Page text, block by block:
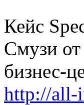
Кейс
Смузи от
бизнес-
http://all-